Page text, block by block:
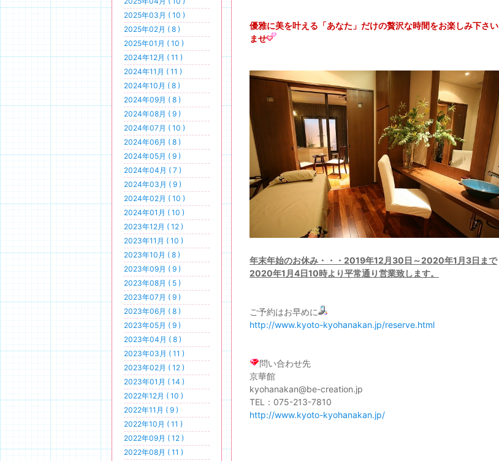
優雅に美を叶える「あなた」だけの贅沢な時間をお楽しみ下さい
ませ
年末年始のお休み・・・2019年12月30日～2020年1月3日まで
2020年1月4日10時より平常通り営業致します。
ご予約はお早めに
http://www.kyoto-kyohanakan.jp/reserve.html
問い合わせ先
京華館
kyohanakan@be-creation.jp
TEL：075-213-7810
http://www.kyoto-kyohanakan.jp/
2025年03月 ( 10 )
2025年02月 ( 8 )
2025年01月 ( 10 )
2024年12月 ( 11 )
2024年11月 ( 11 )
2024年10月 ( 8 )
2024年09月 ( 8 )
2024年08月 ( 9 )
2024年07月 ( 10 )
2024年06月 ( 8 )
2024年05月 ( 9 )
2024年04月 ( 7 )
2024年03月 ( 9 )
2024年02月 ( 10 )
2024年01月 ( 10 )
2023年12月 ( 12 )
2023年11月 ( 10 )
2023年10月 ( 8 )
2023年09月 ( 9 )
2023年08月 ( 5 )
2023年07月 ( 9 )
2023年06月 ( 8 )
2023年05月 ( 9 )
2023年04月 ( 8 )
2023年03月 ( 11 )
2023年02月 ( 12 )
2023年01月 ( 14 )
2022年12月 ( 10 )
2022年11月 ( 9 )
2022年10月 ( 11 )
2022年09月 ( 12 )
2022年08月 ( 11 )